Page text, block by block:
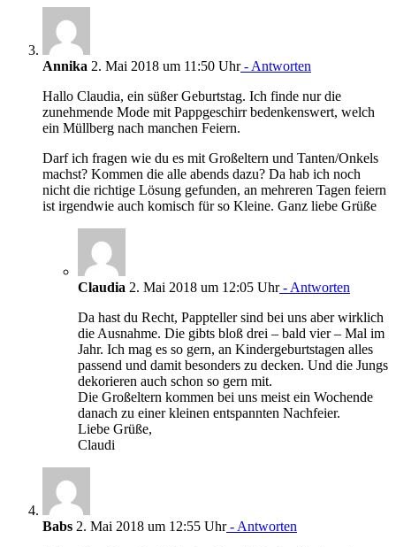
Annika 2. Mai 2018 um 11:50 Uhr- Antworten
Hallo Claudia, ein süßer Geburtstag. Ich finde nur die
zunehmende Mode mit Pappgeschirr bedenkenswert, welch
ein Müllberg nach manchen Feiern.
Darf ich fragen wie du es mit Großeltern und Tanten/Onkels
machst? Kommen die alle abends dazu? Da hab ich noch
nicht die richtige Lösung gefunden, an mehreren Tagen feiern
ist irgendwie auch komisch für so Kleine. Ganz liebe Grüße
Claudia 2. Mai 2018 um 12:05 Uhr- Antworten
Da hast du Recht, Pappteller sind bei uns aber wirklich
die Ausnahme. Die gibts bloß drei – bald vier – Mal im
Jahr. Ich mag es so gern, an Kindergeburtstagen alles
passend und damit besonders zu decken. Und die Jungs
dekorieren auch schon so gern mit.
Die Großeltern kommen bei uns meist ein Wochende
danach zu einer kleinen entspannten Nachfeier.
Liebe Grüße,
Claudi
Babs 2. Mai 2018 um 12:55 Uhr- Antworten